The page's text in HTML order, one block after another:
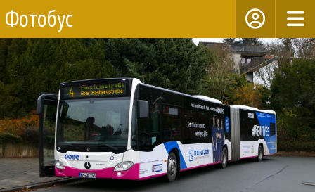
Фотобус